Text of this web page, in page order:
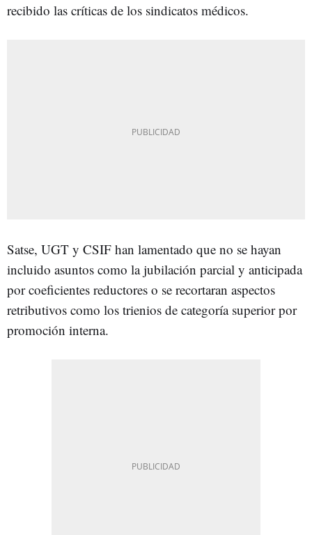
recibido las críticas de los sindicatos médicos.
Satse, UGT y CSIF han lamentado que no se hayan
incluido asuntos como la jubilación parcial y anticipada
por coeficientes reductores o se recortaran aspectos
retributivos como los trienios de categoría superior por
promoción interna.